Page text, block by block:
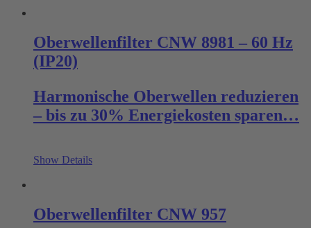
Oberwellenfilter CNW 8981 – 60 Hz
(IP20)
Harmonische Oberwellen reduzieren
– bis zu 30% Energiekosten sparen…
Show Details
Oberwellenfilter CNW 957